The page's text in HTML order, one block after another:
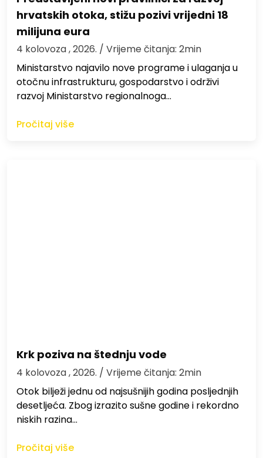
hrvatskih otoka, stižu pozivi vrijedni 18
milijuna eura
4 kolovoza , 2026. / Vrijeme čitanja: 2min
Ministarstvo najavilo nove programe i ulaganja u
otočnu infrastrukturu, gospodarstvo i održivi
razvoj Ministarstvo regionalnoga…
Pročitaj više
Krk poziva na štednju vode
4 kolovoza , 2026. / Vrijeme čitanja: 2min
Otok bilježi jednu od najsušnijih godina posljednjih
desetljeća. Zbog izrazito sušne godine i rekordno
niskih razina…
Pročitaj više